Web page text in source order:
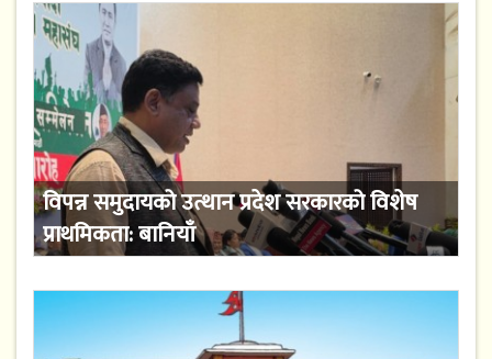
विपन्न समुदायको उत्थान प्रदेश सरकारको विशेष
प्राथमिकता: बानियाँ